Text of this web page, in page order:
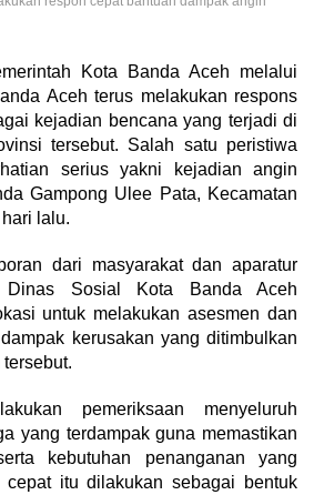
Kota Banda Aceh melalui
Aceh terus melakukan respons
kejadian bencana yang terjadi di
tersebut. Salah satu peristiwa
serius yakni kejadian angin
Gampong Ulee Pata, Kecamatan
lalu.
dari masyarakat dan aparatur
Dinas Sosial Kota Banda Aceh
untuk melakukan asesmen dan
kerusakan yang ditimbulkan
pemeriksaan menyeluruh
yang terdampak guna memastikan
kebutuhan penanganan yang
cepat itu dilakukan sebagai bentuk